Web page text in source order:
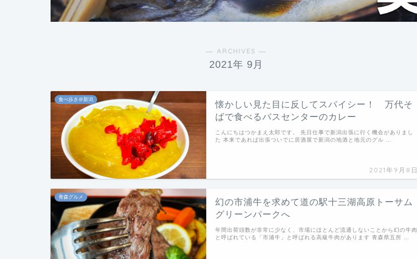
― ARCHIVES ―
2021年 9月
食べ歩き＠新潟
懐かしい見た目に反してスパイシー！ 万代そ
ばで食べるバスセンターのカレー
2021年9月8日
こんにちはつかまえ太郎です。 先日仕事で新潟出張に行く機会がありまし
た 本来であれば出張ついでに居酒屋で新潟の地酒と地元のグル …
青森グルメ
幻の市浦牛を求めて道の駅十三湖高原トーサム
グリーンパークへ
年間出荷頭数が非常に少なく、市場にほとんど流通しないことから幻の牛肉
と呼ばれている「市浦牛」と呼ばれる高級牛肉があります 青森県五所 …